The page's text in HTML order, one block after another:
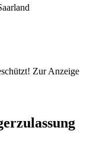
Zur Anzeige